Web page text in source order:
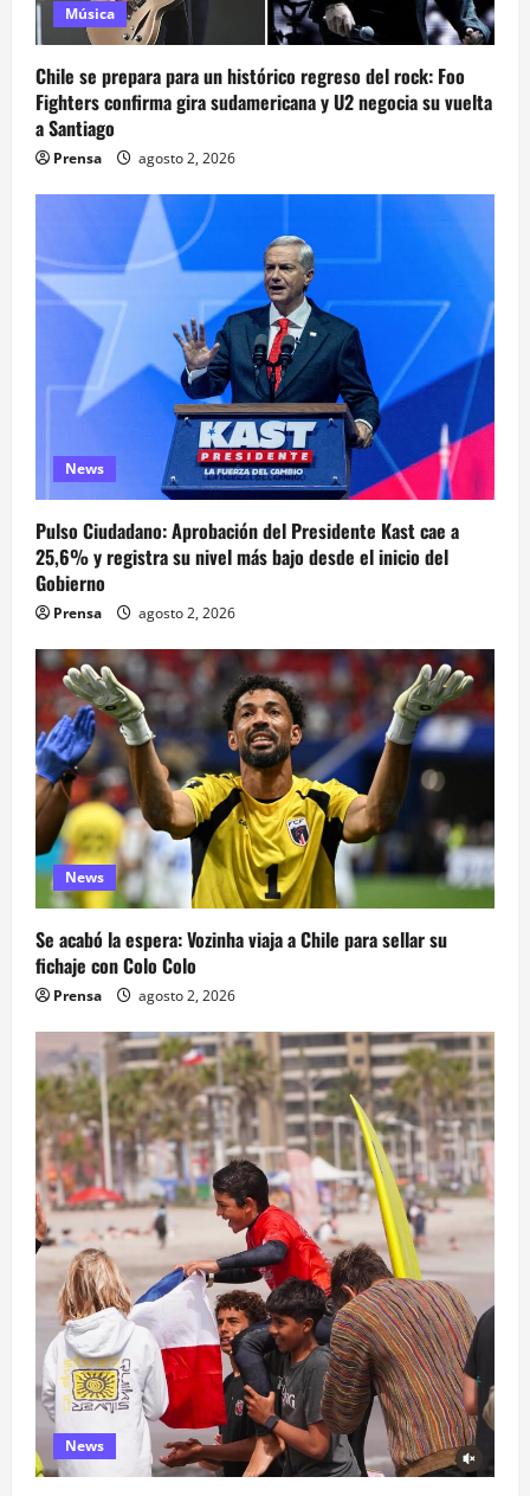
Música
Chile se prepara para un histórico regreso del rock: Foo
Fighters confirma gira sudamericana y U2 negocia su vuelta
a Santiago
Prensa agosto 2, 2026
News
Pulso Ciudadano: Aprobación del Presidente Kast cae a
25,6% y registra su nivel más bajo desde el inicio del
Gobierno
Prensa agosto 2, 2026
News
Se acabó la espera: Vozinha viaja a Chile para sellar su
fichaje con Colo Colo
Prensa agosto 2, 2026
News